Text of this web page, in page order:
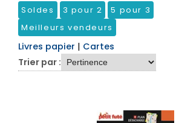
Soldes 3 pour 2
5 pour 3
Meilleurs vendeurs
Livres papier | Cartes
Trier par :